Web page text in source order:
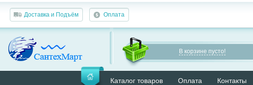
Доставка и Подъём Оплата
В корзине пусто!
Каталог товаров Оплата Контакты